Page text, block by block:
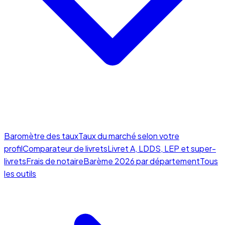
Baromètre des tauxTaux du marché selon votre
profilComparateur de livretsLivret A, LDDS, LEP et super-
livretsFrais de notaireBarème 2026 par départementTous
les outils